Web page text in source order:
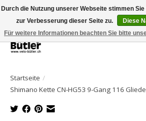
Große Auswahl an Produkten und schneller
Startseite /
Shimano Kette CN-HG53 9-Gang 116
Durch die Nutzung unserer Webseite stimmen
zur Verbesserung dieser Seite zu.
Diese
Für weitere Informationen beachten Sie bitte